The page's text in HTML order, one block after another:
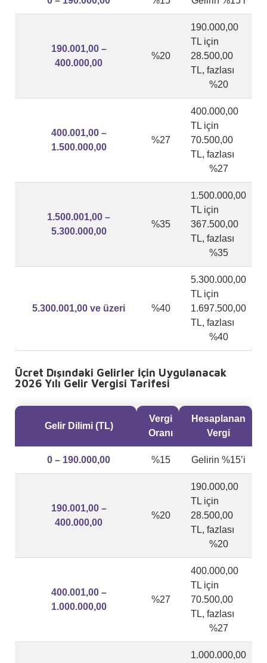
190.001,00 –
400.000,00
%20
190.000,00
TL için
28.500,00
TL, fazlası
%20
400.001,00 –
1.500.000,00
%27
400.000,00
TL için
70.500,00
TL, fazlası
%27
1.500.001,00 –
5.300.000,00
%35
1.500.000,00
TL için
367.500,00
TL, fazlası
%35
5.300.001,00 ve üzeri %40
5.300.000,00
TL için
1.697.500,00
TL, fazlası
%40
Ücret Dışındaki Gelirler İçin Uygulanacak
2026 Yılı Gelir Vergisi Tarifesi
Gelir Dilimi (TL)
Vergi
Oranı
Hesaplanan
Vergi
0 – 190.000,00 %15 Gelirin %15’i
190.001,00 –
400.000,00
%20
190.000,00
TL için
28.500,00
TL, fazlası
%20
400.001,00 –
1.000.000,00
%27
400.000,00
TL için
70.500,00
TL, fazlası
%27
1.000.000,00